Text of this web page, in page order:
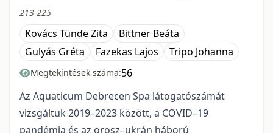
213-225
Kovács Tünde Zita
Bittner Beáta
Gulyás Gréta
Fazekas Lajos Tripo Johanna
Megtekintések száma:56
Az Aquaticum Debrecen Spa látogatószámát
vizsgáltuk 2019–2023 között, a COVID–19
pandémia és az orosz–ukrán háború